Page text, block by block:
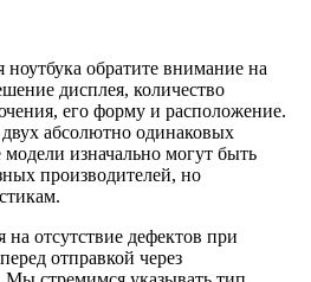
обратите внимание на
дисплея, количество
его форму и расположение.
абсолютно одинаковых
изначально могут быть
производителей, но
отсутствие дефектов при
отправкой через